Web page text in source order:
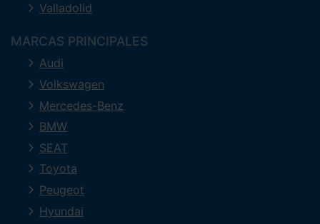
Valladolid
MARCAS PRINCIPALES
Audi
Volkswagen
Mercedes-Benz
BMW
SEAT
Toyota
Peugeot
Hyundai